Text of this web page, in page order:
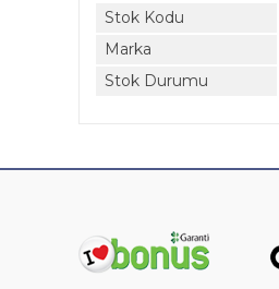
Stok Kodu
Marka
Stok Durumu